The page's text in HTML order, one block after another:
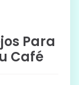
Para
Café